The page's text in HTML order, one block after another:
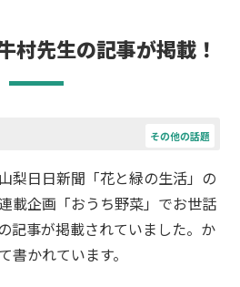
村先生の記事が掲載！
その他の話題
梨日日新聞「花と緑の生活」の
載企画「おうち野菜」でお世話
記事が掲載されていました。か
書かれています。